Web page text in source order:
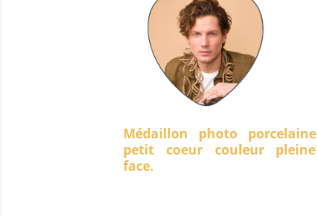
Médaillon photo porcelaine
petit coeur couleur pleine
face.